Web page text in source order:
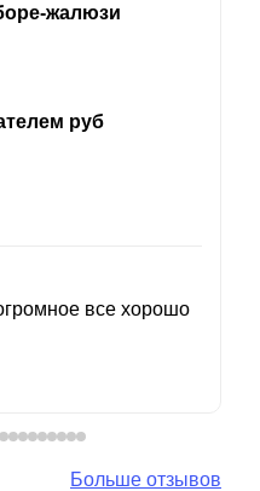
жалюзи
руб
все хорошо
Больше отзывов